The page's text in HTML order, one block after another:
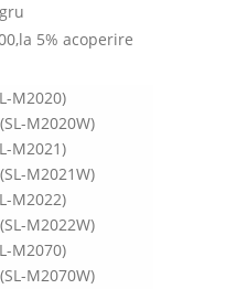
5% acoperire
M2020)
M2020W)
M2021)
M2021W)
M2022)
M2022W)
M2070)
M2070W)